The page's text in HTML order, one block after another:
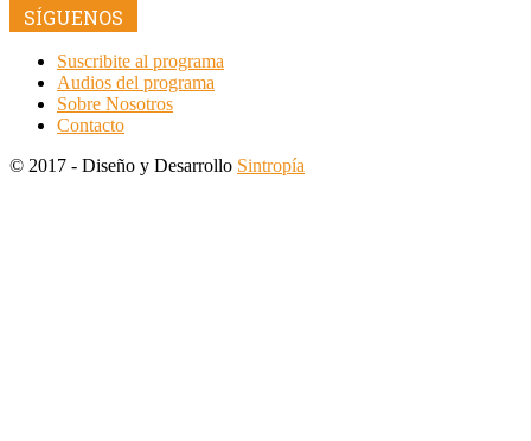
SÍGUENOS
Suscribite al programa
Audios del programa
Sobre Nosotros
Contacto
© 2017 - Diseño y Desarrollo Sintropía